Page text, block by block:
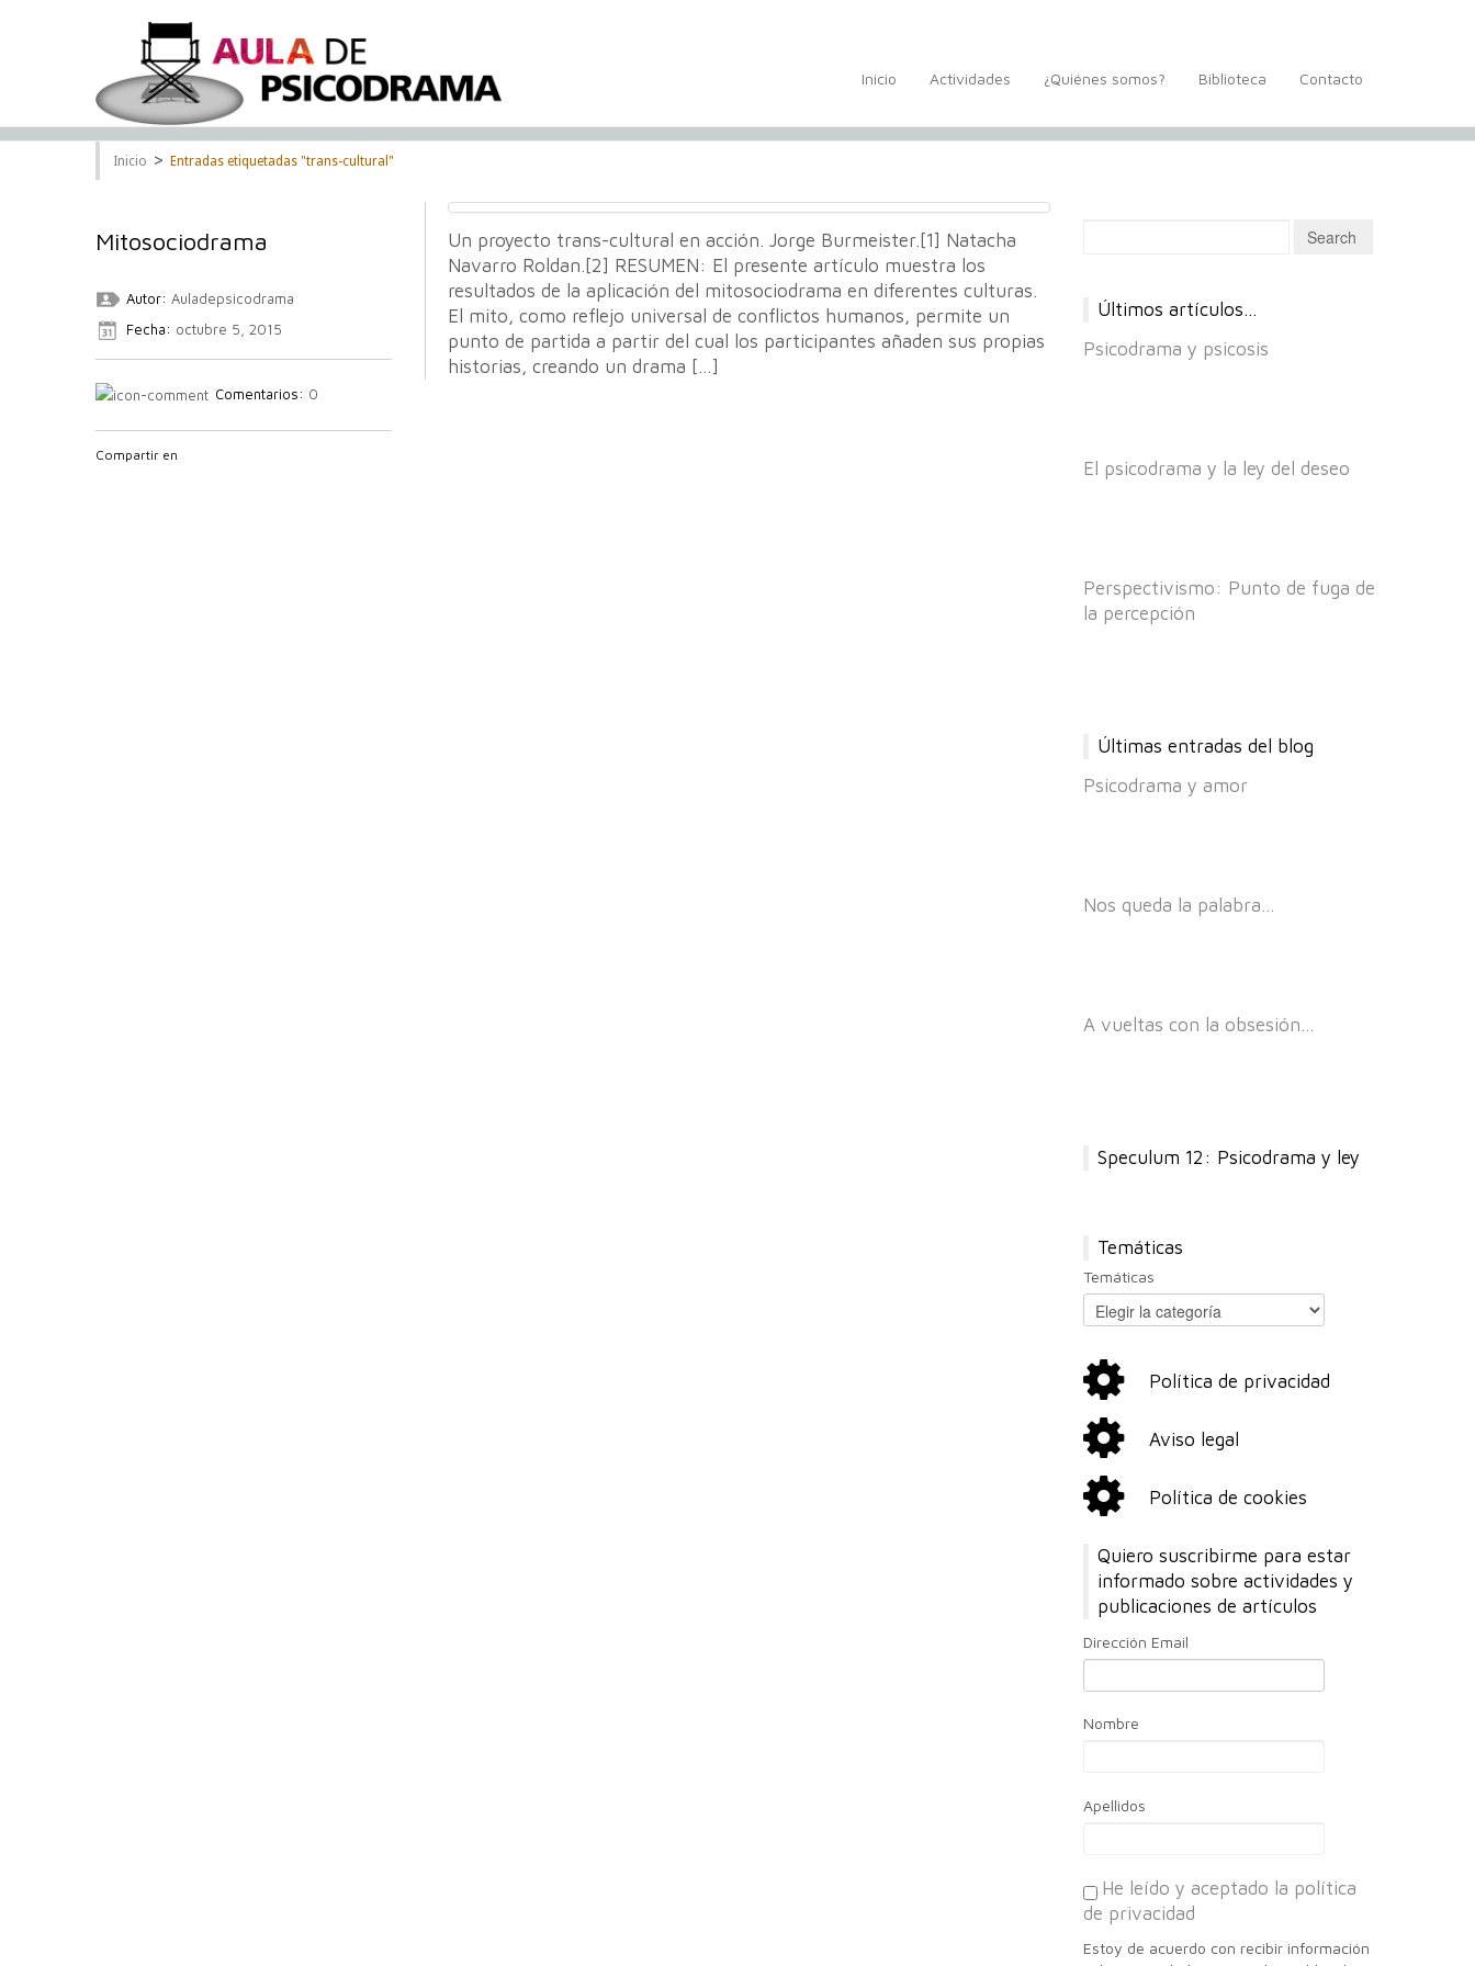
Inicio Actividades ¿Quiénes somos? Biblioteca Contacto
Inicio > Entradas etiquetadas "trans-cultural"
Mitosociodrama
Autor: Auladepsicodrama
Fecha: octubre 5, 2015
Comentarios: 0
Compartir en
Un proyecto trans-cultural en acción. Jorge Burmeister.[1] Natacha
Navarro Roldan.[2] RESUMEN: El presente artículo muestra los
resultados de la aplicación del mitosociodrama en diferentes culturas.
El mito, como reflejo universal de conflictos humanos, permite un
punto de partida a partir del cual los participantes añaden sus propias
historias, creando un drama […]
Últimos artículos…
Psicodrama y psicosis
El psicodrama y la ley del deseo
Perspectivismo: Punto de fuga de
la percepción
Últimas entradas del blog
Psicodrama y amor
Nos queda la palabra…
A vueltas con la obsesión…
Speculum 12: Psicodrama y ley
Temáticas
Temáticas
Política de privacidad
Aviso legal
Política de cookies
Quiero suscribirme para estar
informado sobre actividades y
publicaciones de artículos
Dirección Email
Nombre
Apellidos
He leído y aceptado la política
de privacidad
Estoy de acuerdo con recibir información